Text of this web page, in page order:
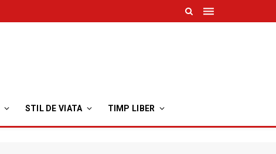
STIL DE VIATA TIMP LIBER